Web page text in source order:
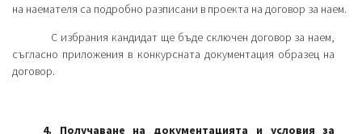
на наемателя са подробно разписани в проекта на договор за наем.
С избрания кандидат ще бъде сключен договор за наем,
съгласно приложения в конкурсната документация образец на
договор.
4. Получаване на документацията и условия за